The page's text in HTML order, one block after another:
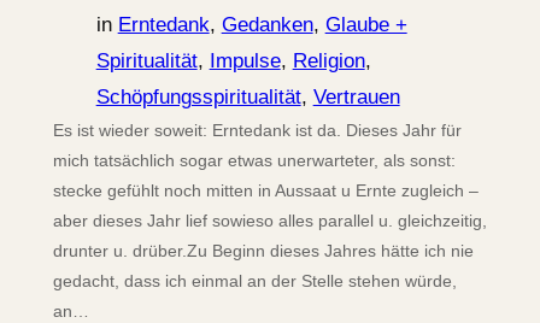
in Erntedank, Gedanken, Glaube +
Spiritualität, Impulse, Religion
Schöpfungsspiritualität, Vertrauen
Es ist wieder soweit: Erntedank ist da. Dieses Jahr für
mich tatsächlich sogar etwas unerwarteter, als sonst:
stecke gefühlt noch mitten in Aussaat u Ernte zugleich –
aber dieses Jahr lief sowieso alles parallel u. gleichzeitig,
drunter u. drüber.Zu Beginn dieses Jahres hätte ich nie
gedacht, dass ich einmal an der Stelle stehen würde,
an…